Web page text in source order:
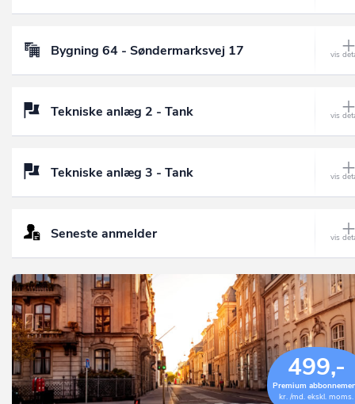
Bygning 64 - Søndermarksvej 17
Tekniske anlæg 2 - Tank
Tekniske anlæg 3 - Tank
Seneste anmelder
499,-
Premium
kr. /md. ekskl. moms.